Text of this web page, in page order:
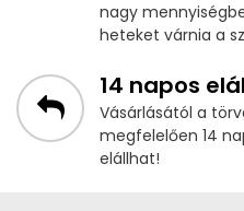
nagy
heteket várnia a
14 napos
Vásárlásától a
megfelelően 14
elállhat!